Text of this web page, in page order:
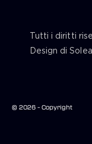
Tutti i diritti
Design di
© 2026 - Copyright